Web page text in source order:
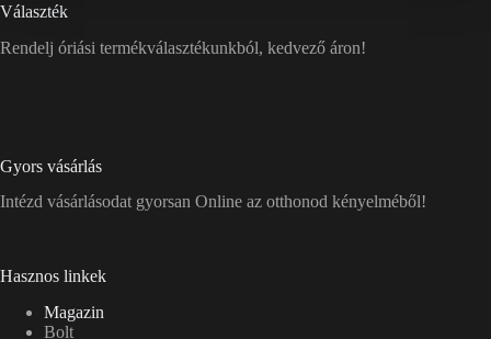
Választék
Rendelj óriási termékválasztékunkból, kedvező áron!
Gyors vásárlás
Intézd vásárlásodat gyorsan Online az otthonod kényelméből!
Hasznos linkek
Magazin
Bolt